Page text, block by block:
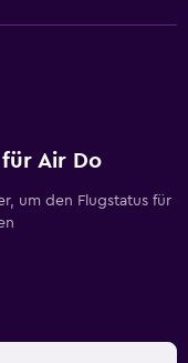
Air Do
um den Flugstatus für